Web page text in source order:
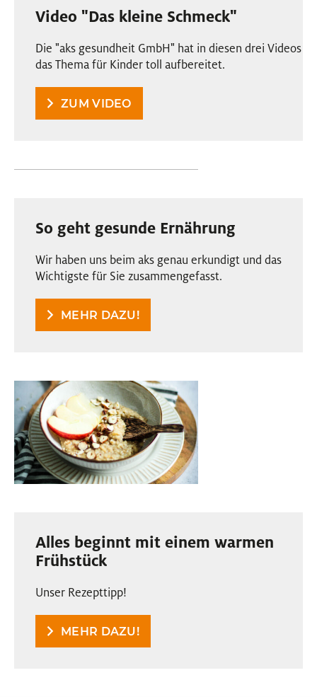
Video "Das kleine Schmeck"
Die "aks gesundheit GmbH" hat in diesen drei Videos
das Thema für Kinder toll aufbereitet.
ZUM VIDEO
So geht gesunde Ernährung
Wir haben uns beim aks genau erkundigt und das
Wichtigste für Sie zusammengefasst.
MEHR DAZU!
Alles beginnt mit einem warmen
Frühstück
Unser Rezepttipp!
MEHR DAZU!